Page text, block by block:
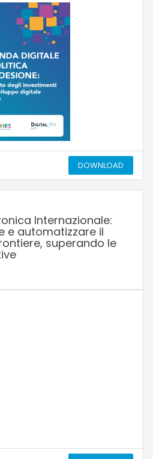
DOWNLOAD
Internazionale:
e automatizzare il
superando le